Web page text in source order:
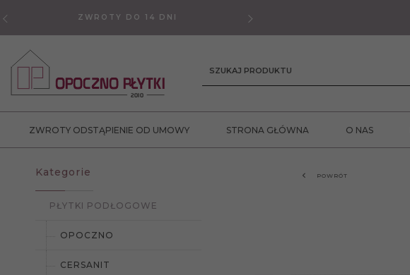
ZWROTY DO 14 DNI
SZUKAJ PRODUKTU
ZWROTY ODSTĄPIENIE OD UMOWY STRONA GŁÓWNA O NAS
Kategorie
PŁYTKI PODŁOGOWE
OPOCZNO
CERSANIT
POWRÓT